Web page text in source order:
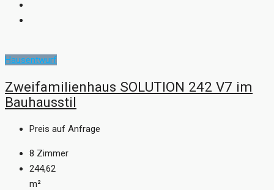
Hausentwurf
Zweifamilienhaus SOLUTION 242 V7 im
Bauhausstil
Preis auf Anfrage
8 Zimmer
244,62
m²